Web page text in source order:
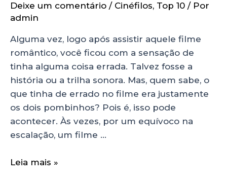
Deixe um comentário / Cinéfilos, Top 10 / Por
admin
Alguma vez, logo após assistir aquele filme
romântico, você ficou com a sensação de
tinha alguma coisa errada. Talvez fosse a
história ou a trilha sonora. Mas, quem sabe, o
que tinha de errado no filme era justamente
os dois pombinhos? Pois é, isso pode
acontecer. Às vezes, por um equívoco na
escalação, um filme …
Leia mais »